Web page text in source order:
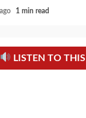
1 min read
LISTEN TO THIS